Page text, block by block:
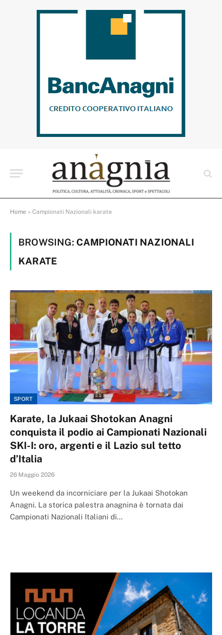
Home » Campionati Nazionali karate
BROWSING: CAMPIONATI NAZIONALI
KARATE
SPORT
Karate, la Jukaai Shotokan Anagni
conquista il podio ai Campionati Nazionali
SKI-I: oro, argenti e il Lazio sul tetto
d’Italia
26 Maggio 2026
Un weekend da incorniciare per la Jukaai Shotokan
Anagni. La storica palestra anagnina è tornata dai
Campionati Nazionali Italiani di…